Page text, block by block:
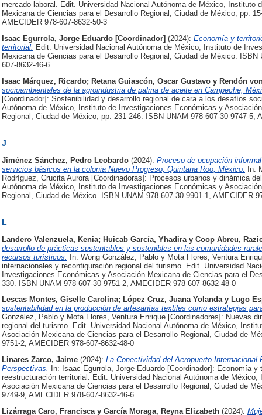
mercado laboral. Edit. Universidad Nacional Autónoma de México, Instituto
Mexicana de Ciencias para el Desarrollo Regional, Ciudad de México, pp.
AMECIDER 978-607-8632-50-3
Isaac Egurrola, Jorge Eduardo [Coordinador] (2024): Economía y
territorial. Edit. Universidad Nacional Autónoma de México, Instituto de
Mexicana de Ciencias para el Desarrollo Regional, Ciudad de México. ISBN
607-8632-46-6
Isaac Márquez, Ricardo; Retana Guiascón, Oscar Gustavo y Rendón
socioambientales de la agroindustria de palma de aceite en Campeche,
[Coordinador]: Sostenibilidad y desarrollo regional de cara a los desafíos
Autónoma de México, Instituto de Investigaciones Económicas y
Regional, Ciudad de México, pp. 231-246. ISBN UNAM 978-607-30-9747-5,
J
Jiménez Sánchez, Pedro Leobardo (2024): Proceso de ocupación
servicios básicos en la colonia Nuevo Progreso, Quintana Roo, México.
In:
Rodríguez, Crucita Aurora [Coordinadoras]: Procesos urbanos y dinámica
Autónoma de México, Instituto de Investigaciones Económicas y
Regional, Ciudad de México. ISBN UNAM 978-607-30-9901-1, AMECIDER
L
Landero Valenzuela, Kenia; Huicab García, Yhadira y Coop Abreu,
desarrollo de prácticas sustentables y sostenibles en las comunidades
recursos turísticos.
In: Wong González, Pablo y Mota Flores, Ventura
internacionales y reconfiguración regional del turismo. Edit. Universidad
Investigaciones Económicas y Asociación Mexicana de Ciencias para el
330. ISBN UNAM 978-607-30-9751-2, AMECIDER 978-607-8632-48-0
Lescas Montes, Giselle Carolina; López Cruz, Juana Yolanday Lugo
sustentabilidad en la producción de artesanías textiles como estrategias
González, Pablo y Mota Flores, Ventura Enrique [Coordinadores]: Nuevas
regional del turismo. Edit. Universidad Nacional Autónoma de México,
Asociación Mexicana de Ciencias para el Desarrollo Regional, Ciudad de
9751-2, AMECIDER 978-607-8632-48-0
Linares Zarco, Jaime (2024): La Conectividad del Aeropuerto
Perspectivas.
In: Isaac Egurrola, Jorge Eduardo [Coordinador]: Economía
reestructuración territorial. Edit. Universidad Nacional Autónoma de
Asociación Mexicana de Ciencias para el Desarrollo Regional, Ciudad de
9749-9, AMECIDER 978-607-8632-46-6
Lizárraga Caro, Franciscay García Moraga, Reyna Elizabeth (2024):